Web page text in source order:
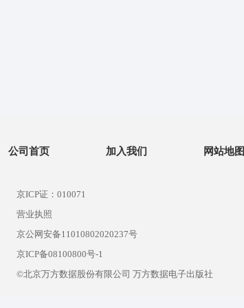
公司首页 加入我们 网站地图
京ICP证：010071
营业执照
京公网安备11010802020237号
京ICP备08100800号-1
©北京万方数据股份有限公司 万方数据电子出版社